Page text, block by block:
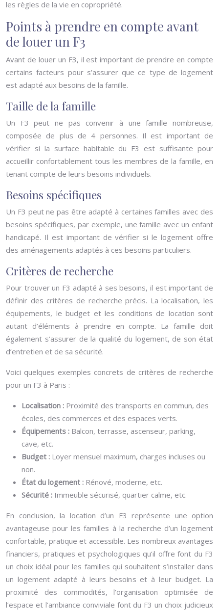
les règles de la vie en copropriété.
Points à prendre en compte avant
de louer un F3
Avant de louer un F3, il est important de prendre en compte
certains facteurs pour s’assurer que ce type de logement
est adapté aux besoins de la famille.
Taille de la famille
Un F3 peut ne pas convenir à une famille nombreuse,
composée de plus de 4 personnes. Il est important de
vérifier si la surface habitable du F3 est suffisante pour
accueillir confortablement tous les membres de la famille, en
tenant compte de leurs besoins individuels.
Besoins spécifiques
Un F3 peut ne pas être adapté à certaines familles avec des
besoins spécifiques, par exemple, une famille avec un enfant
handicapé. Il est important de vérifier si le logement offre
des aménagements adaptés à ces besoins particuliers.
Critères de recherche
Pour trouver un F3 adapté à ses besoins, il est important de
définir des critères de recherche précis. La localisation, les
équipements, le budget et les conditions de location sont
autant d’éléments à prendre en compte. La famille doit
également s’assurer de la qualité du logement, de son état
d’entretien et de sa sécurité.
Voici quelques exemples concrets de critères de recherche
pour un F3 à Paris :
Localisation : Proximité des transports en commun, des
écoles, des commerces et des espaces verts.
Équipements : Balcon, terrasse, ascenseur, parking,
cave, etc.
Budget : Loyer mensuel maximum, charges incluses ou
non.
État du logement : Rénové, moderne, etc.
Sécurité : Immeuble sécurisé, quartier calme, etc.
En conclusion, la location d’un F3 représente une option
avantageuse pour les familles à la recherche d’un logement
confortable, pratique et accessible. Les nombreux avantages
financiers, pratiques et psychologiques qu’il offre font du F3
un choix idéal pour les familles qui souhaitent s’installer dans
un logement adapté à leurs besoins et à leur budget. La
proximité des commodités, l’organisation optimisée de
l’espace et l’ambiance conviviale font du F3 un choix judicieux